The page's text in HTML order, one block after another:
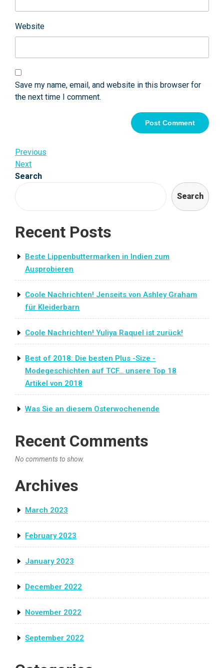
Website
Save my name, email, and website in this browser for
the next time I comment.
Post
navigation
Previous
Post
Previous
Next
Post
Next
Search
Search
Recent Posts
Beste Lippenbuttermarken in Indien zum
Ausprobieren
Coole Nachrichten! Jenseits von Ashley Graham
für Kleiderbarn
Coole Nachrichten! Yuliya Raquel ist zurück!
Best of 2018: Die besten Plus -Size -
Modegeschichten auf TCF… unsere Top 18
Artikel von 2018
Was Sie an diesem Osterwochenende
Recent Comments
No comments to show.
Archives
March 2023
February 2023
January 2023
December 2022
November 2022
September 2022